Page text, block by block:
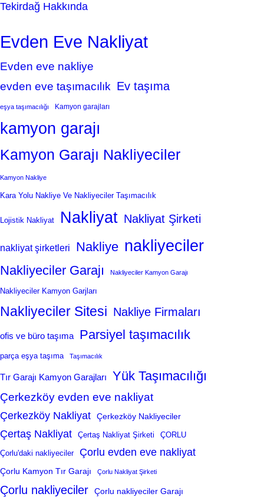
Tekirdağ Hakkında
Evden Eve Nakliyat
Evden eve nakliye
evden eve taşımacılık Ev taşıma
eşya taşımacılığı Kamyon garajları
kamyon garajı
Kamyon Garajı Nakliyeciler
Kamyon Nakliye
Kara Yolu Nakliye Ve Nakliyeciler Taşımacılık
Lojistik Nakliyat Nakliyat Nakliyat Şirketi
nakliyat şirketleri Nakliye nakliyeciler
Nakliyeciler Garajı Nakliyeciler Kamyon Garajı
Nakliyeciler Kamyon Garjları
Nakliyeciler Sitesi Nakliye Firmaları
ofis ve büro taşıma Parsiyel taşımacılık
parça eşya taşıma Taşımacılık
Tır Garajı Kamyon Garajları Yük Taşımacılığı
Çerkezköy evden eve nakliyat
Çerkezköy Nakliyat Çerkezköy Nakliyeciler
Çertaş Nakliyat Çertaş Nakliyat Şirketi ÇORLU
Çorlu'daki nakliyeciler Çorlu evden eve nakliyat
Çorlu Kamyon Tır Garajı Çorlu Nakliyat Şirketi
Çorlu nakliyeciler Çorlu nakliyeciler Garajı